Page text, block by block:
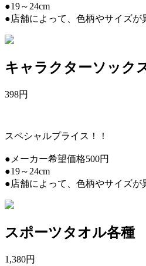
●19～24cm
●店舗によって、色柄やサイズが
キャラクターソック
398円
スペシャルプライス！！
●メーカー希望価格500円
●19～24cm
●店舗によって、色柄やサイズが
スポーツタオル各種
1,380円